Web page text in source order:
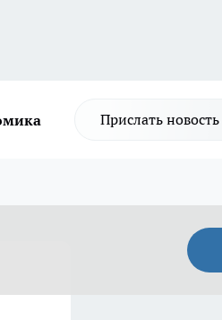
Прислать новость